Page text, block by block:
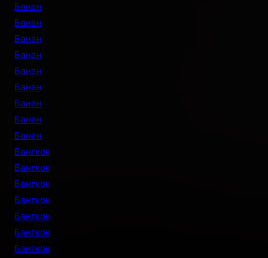
Банан
Банан
Банан
Банан
Банан
Банан
Банан
Банан
Банан
Бангкок
Бангкок
Бангкок
Бангкок
Бангкок
Бангкок
Бангкок